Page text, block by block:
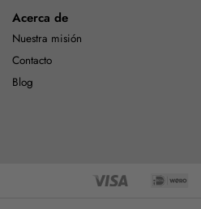
Acerca de
Nuestra misión
Contacto
Blog